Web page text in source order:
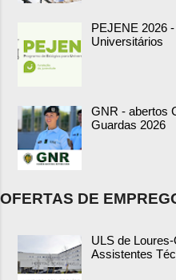
PEJENE 2026
Universitários
GNR - abertos
Guardas 2026
OFERTAS DE
ULS de
Assistentes